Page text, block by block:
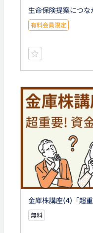
生命保険提案につな
有料会員限定
金庫株講座(4)「超
無料